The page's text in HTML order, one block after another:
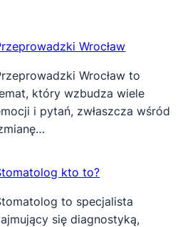
Wrocław
Wrocław to
który wzbudza wiele
i pytań, zwłaszcza wśród
kto to?
to specjalista
się diagnostyką,